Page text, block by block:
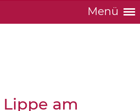
Menü
am